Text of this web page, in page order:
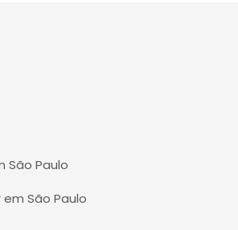
São Paulo
São Paulo